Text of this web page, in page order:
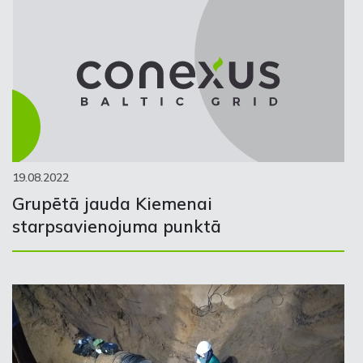
19.08.2022
Grupētā jauda Kiemenai
starpsavienojuma punktā